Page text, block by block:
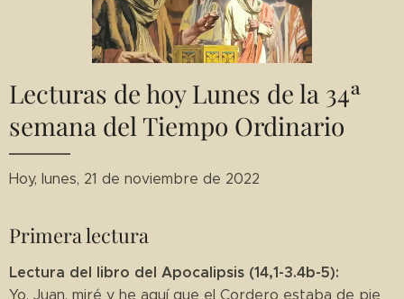
Lecturas de hoy Lunes de la 34ª
semana del Tiempo Ordinario
Hoy, lunes, 21 de noviembre de 2022
Primera lectura
Lectura del libro del Apocalipsis (14,1-3.4b-5):
Yo, Juan, miré y he aquí que el Cordero estaba de pie